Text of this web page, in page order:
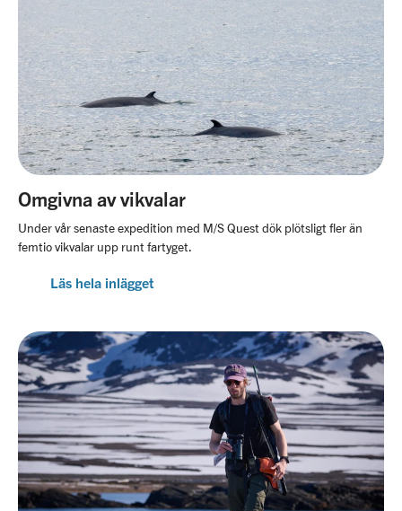
Omgivna av vikvalar
Under vår senaste expedition med M/S Quest dök plötsligt fler än
femtio vikvalar upp runt fartyget.
Läs hela inlägget